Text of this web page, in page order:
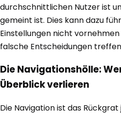
durchschnittlichen Nutzer ist
gemeint ist. Dies kann dazu
Einstellungen nicht
falsche Entscheidungen
Die Navigationshölle:
Überblick verlieren
Die Navigation ist das